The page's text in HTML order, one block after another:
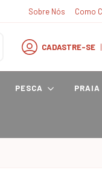
Sobre Nós Como
CADASTRE-SE |
PESCA PRAIA